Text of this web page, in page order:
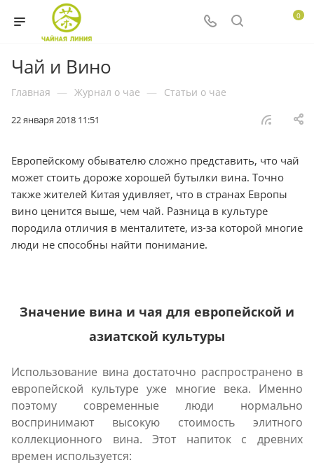
0
Чай и Вино
Главная — Журнал о чае — Статьи о чае
22 января 2018 11:51
Европейскому обывателю сложно представить, что чай
может стоить дороже хорошей бутылки вина. Точно
также жителей Китая удивляет, что в странах Европы
вино ценится выше, чем чай. Разница в культуре
породила отличия в менталитете, из-за которой многие
люди не способны найти понимание.
Значение вина и чая для европейской и
азиатской культуры
Использование вина достаточно распространено в
европейской культуре уже многие века. Именно
поэтому современные люди нормально
воспринимают высокую стоимость элитного
коллекционного вина. Этот напиток с древних
времен используется: